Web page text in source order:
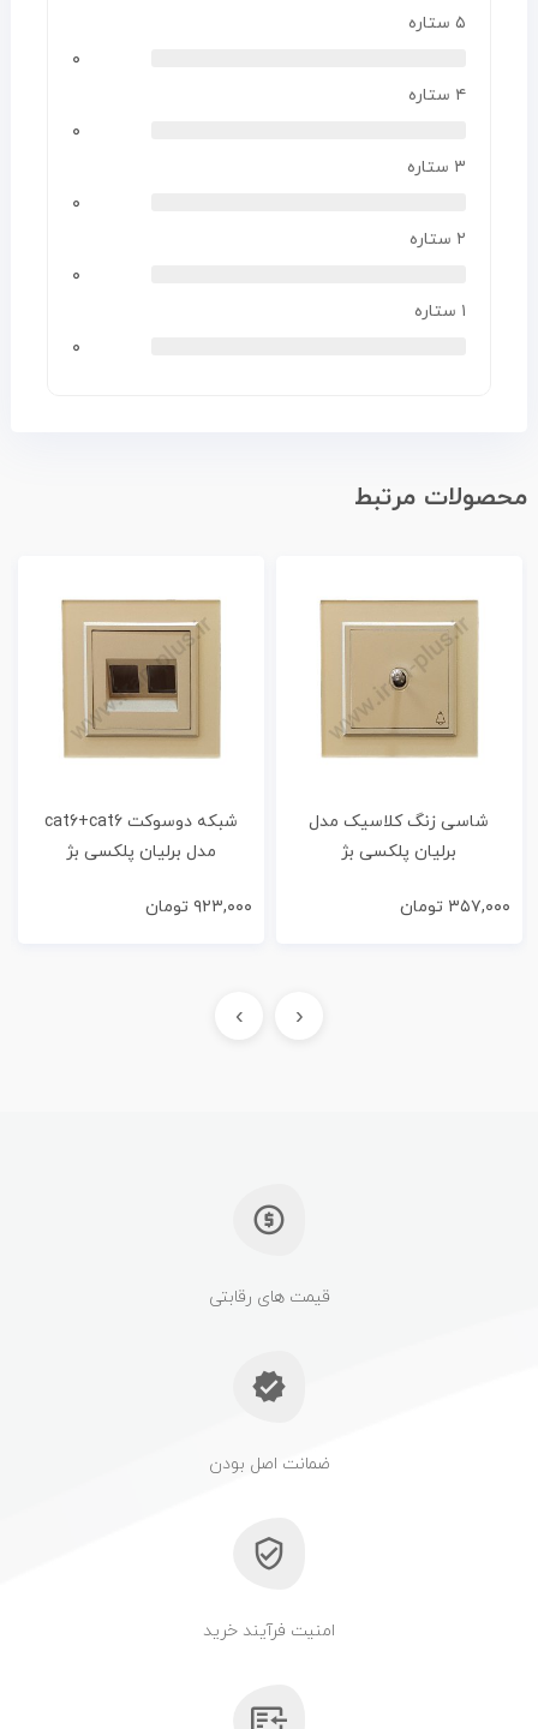
۵ ستاره
۰
۴ ستاره
۰
۳ ستاره
۰
۲ ستاره
۰
۱ ستاره
۰
محصولات مرتبط
شاسی زنگ کلاسیک مدل
برلیان پلکسی بژ
۳۵۷,۰۰۰ تومان
شبکه دوسوکت cat6+cat6
مدل برلیان پلکسی بژ
۹۲۳,۰۰۰ تومان
‹
›
قیمت های رقابتی
ضمانت اصل بودن
امنیت فرآیند خرید